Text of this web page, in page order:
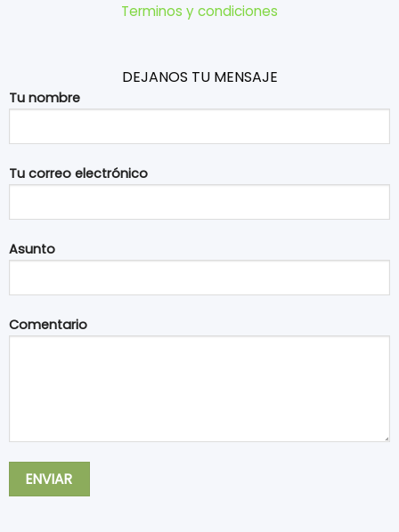
Terminos y condiciones
DEJANOS TU MENSAJE
Tu nombre
Tu correo electrónico
Asunto
Comentario